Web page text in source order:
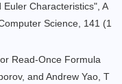
Euler Characteristics", A
Science, 141 (1
Read-Once Formula
and Andrew Yao, T